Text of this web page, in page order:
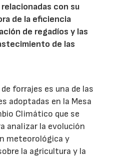
con su
de la eficiencia
de regadíos y las
de las
forrajes es una de las
adoptadas en la Mesa
Climático que se
analizar la evolución
meteorológica y
la agricultura y la